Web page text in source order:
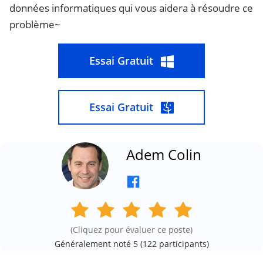
données informatiques qui vous aidera à résoudre ce
problème~
Essai Gratuit
Essai Gratuit
Adem Colin
(Cliquez pour évaluer ce poste)
Généralement noté 5 (122participants)